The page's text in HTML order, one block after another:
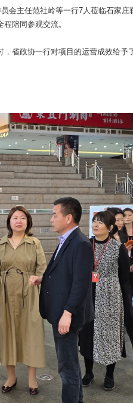
会主任范社岭等一行7人莅临石家庄
陪同参观交流。
省政协一行对项目的运营成效给予